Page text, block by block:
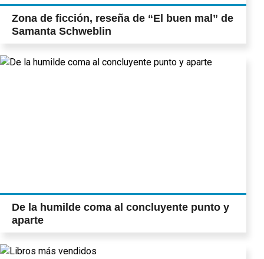
Zona de ficción, reseña de “El buen mal” de
Samanta Schweblin
De la humilde coma al concluyente punto y
aparte